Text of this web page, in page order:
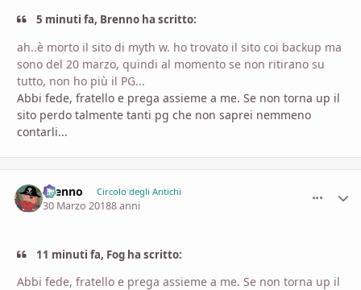
5 minuti fa, Brenno ha scritto:
ah..è morto il sito di myth w. ho trovato il sito coi backup ma
sono del 20 marzo, quindi al momento se non ritirano su
tutto, non ho più il PG...
Abbi fede, fratello e prega assieme a me. Se non torna up il
sito perdo talmente tanti pg che non saprei nemmeno
contarli...
Brenno Circolo degli Antichi
30 Marzo 20188 anni
11 minuti fa, Fog ha scritto:
Abbi fede, fratello e prega assieme a me. Se non torna up il